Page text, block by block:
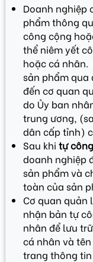
Doanh nghiệp
phẩm thông
công cộng
thể niêm yết
hoặc cá
sản phẩm qua
đến cơ quan
do Ủy ban
trung ương,
dân cấp tỉnh)
Sau khi tự
doanh nghiệp
sản phẩm và
toàn của sản
Cơ quan quản
nhận bản tự
nhân để lưu
cá nhân và
trang thông